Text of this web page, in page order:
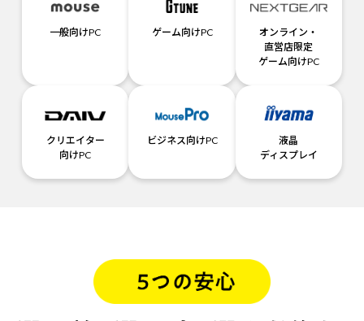
一般向けPC ゲーム向けPC
オンライン・
直営店限定
ゲーム向けPC
クリエイター
向けPC
ビジネス向けPC
液晶
ディスプレイ